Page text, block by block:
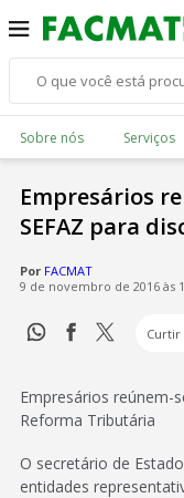
Sobre nós Serviços
Empresários
SEFAZ para
Por FACMAT
9 de novembro de 2016 às
Curtir
Empresários reúnem-
Reforma Tributária
O secretário de
entidades